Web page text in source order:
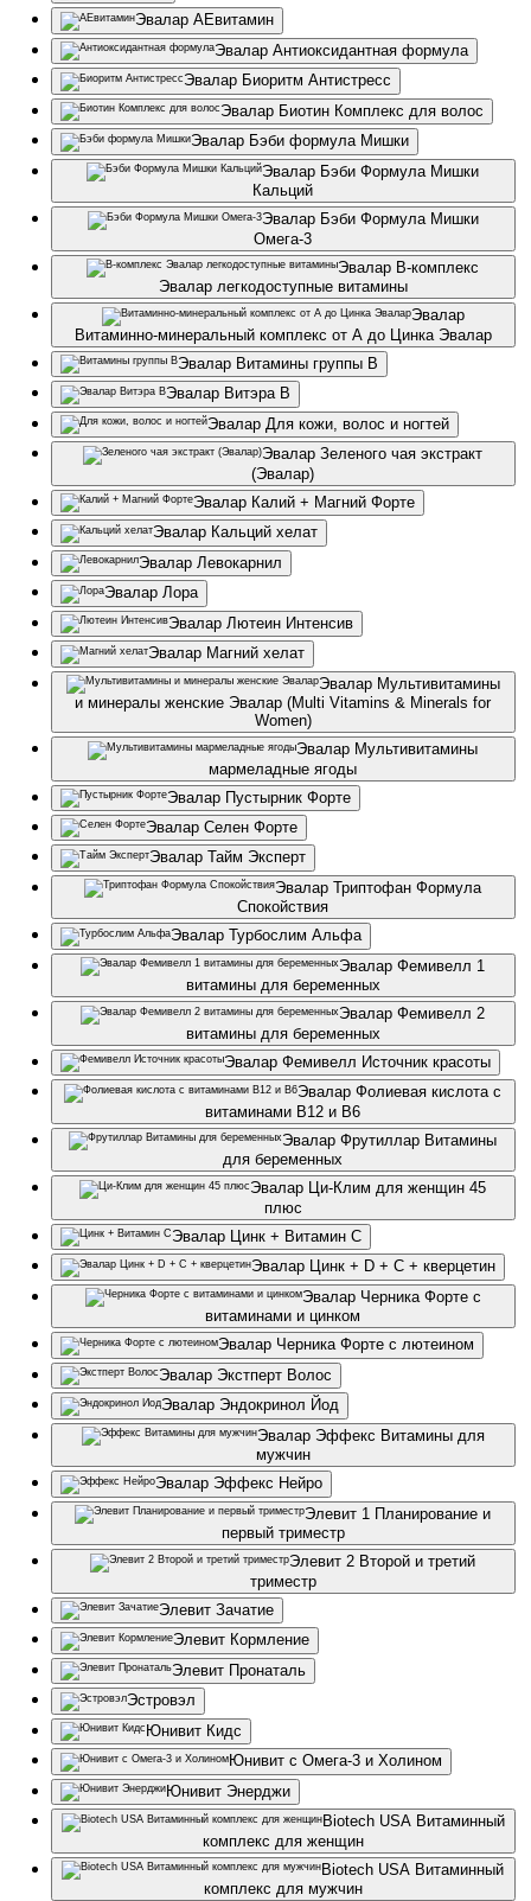
Эвалар АЕвитамин
Эвалар Антиоксидантная формула
Эвалар Биоритм Антистресс
Эвалар Биотин Комплекс для волос
Эвалар Бэби формула Мишки
Эвалар Бэби Формула Мишки
Кальций
Эвалар Бэби Формула Мишки
Омега-3
Эвалар В-комплекс
Эвалар легкодоступные витамины
Эвалар
Витаминно-минеральный комплекс от А до Цинка Эвалар
Эвалар Витамины группы В
Эвалар Витэра В
Эвалар Для кожи, волос и ногтей
Эвалар Зеленого чая экстракт
(Эвалар)
Эвалар Калий + Магний Форте
Эвалар Кальций хелат
Эвалар Левокарнил
Эвалар Лора
Эвалар Лютеин Интенсив
Эвалар Магний хелат
Эвалар Мультивитамины
и минералы женские Эвалар (Multi Vitamins & Minerals for
Women)
Эвалар Мультивитамины
мармеладные ягоды
Эвалар Пустырник Форте
Эвалар Селен Форте
Эвалар Тайм Эксперт
Эвалар Триптофан Формула
Спокойствия
Эвалар Турбослим Альфа
Эвалар Фемивелл 1
витамины для беременных
Эвалар Фемивелл 2
витамины для беременных
Эвалар Фемивелл Источник красоты
Эвалар Фолиевая кислота с
витаминами В12 и В6
Эвалар Фрутиллар Витамины
для беременных
Эвалар Ци-Клим для женщин 45
плюс
Эвалар Цинк + Витамин С
Эвалар Цинк + D + С + кверцетин
Эвалар Черника Форте с
витаминами и цинком
Эвалар Черника Форте с лютеином
Эвалар Экстперт Волос
Эвалар Эндокринол Йод
Эвалар Эффекс Витамины для
мужчин
Эвалар Эффекс Нейро
Элевит 1 Планирование и
первый триместр
Элевит 2 Второй и третий
триместр
Элевит Зачатие
Элевит Кормление
Элевит Пронаталь
Эстровэл
Юнивит Кидс
Юнивит с Омега-3 и Холином
Юнивит Энерджи
Biotech USA Витаминный
комплекс для женщин
Biotech USA Витаминный
комплекс для мужчин